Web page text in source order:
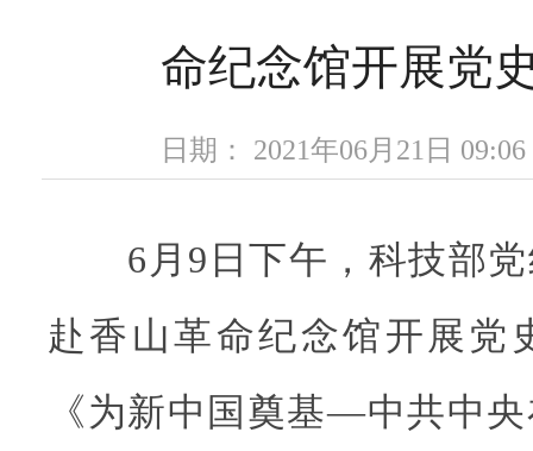
命纪念馆开展党
日期： 2021年06月21日
6月9日下午，科技部党
赴香山革命纪念馆开展党
《为新中国奠基—中共中